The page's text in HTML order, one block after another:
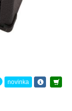
novinka